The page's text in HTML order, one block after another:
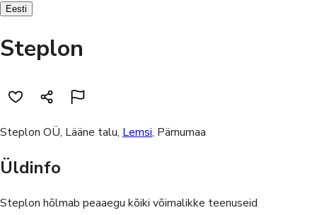
Eesti
Steplon
Steplon OÜ, Lääne talu, Lemsi, Pärnumaa
Üldinfo
Steplon hõlmab peaaegu kõiki võimalikke teenuseid